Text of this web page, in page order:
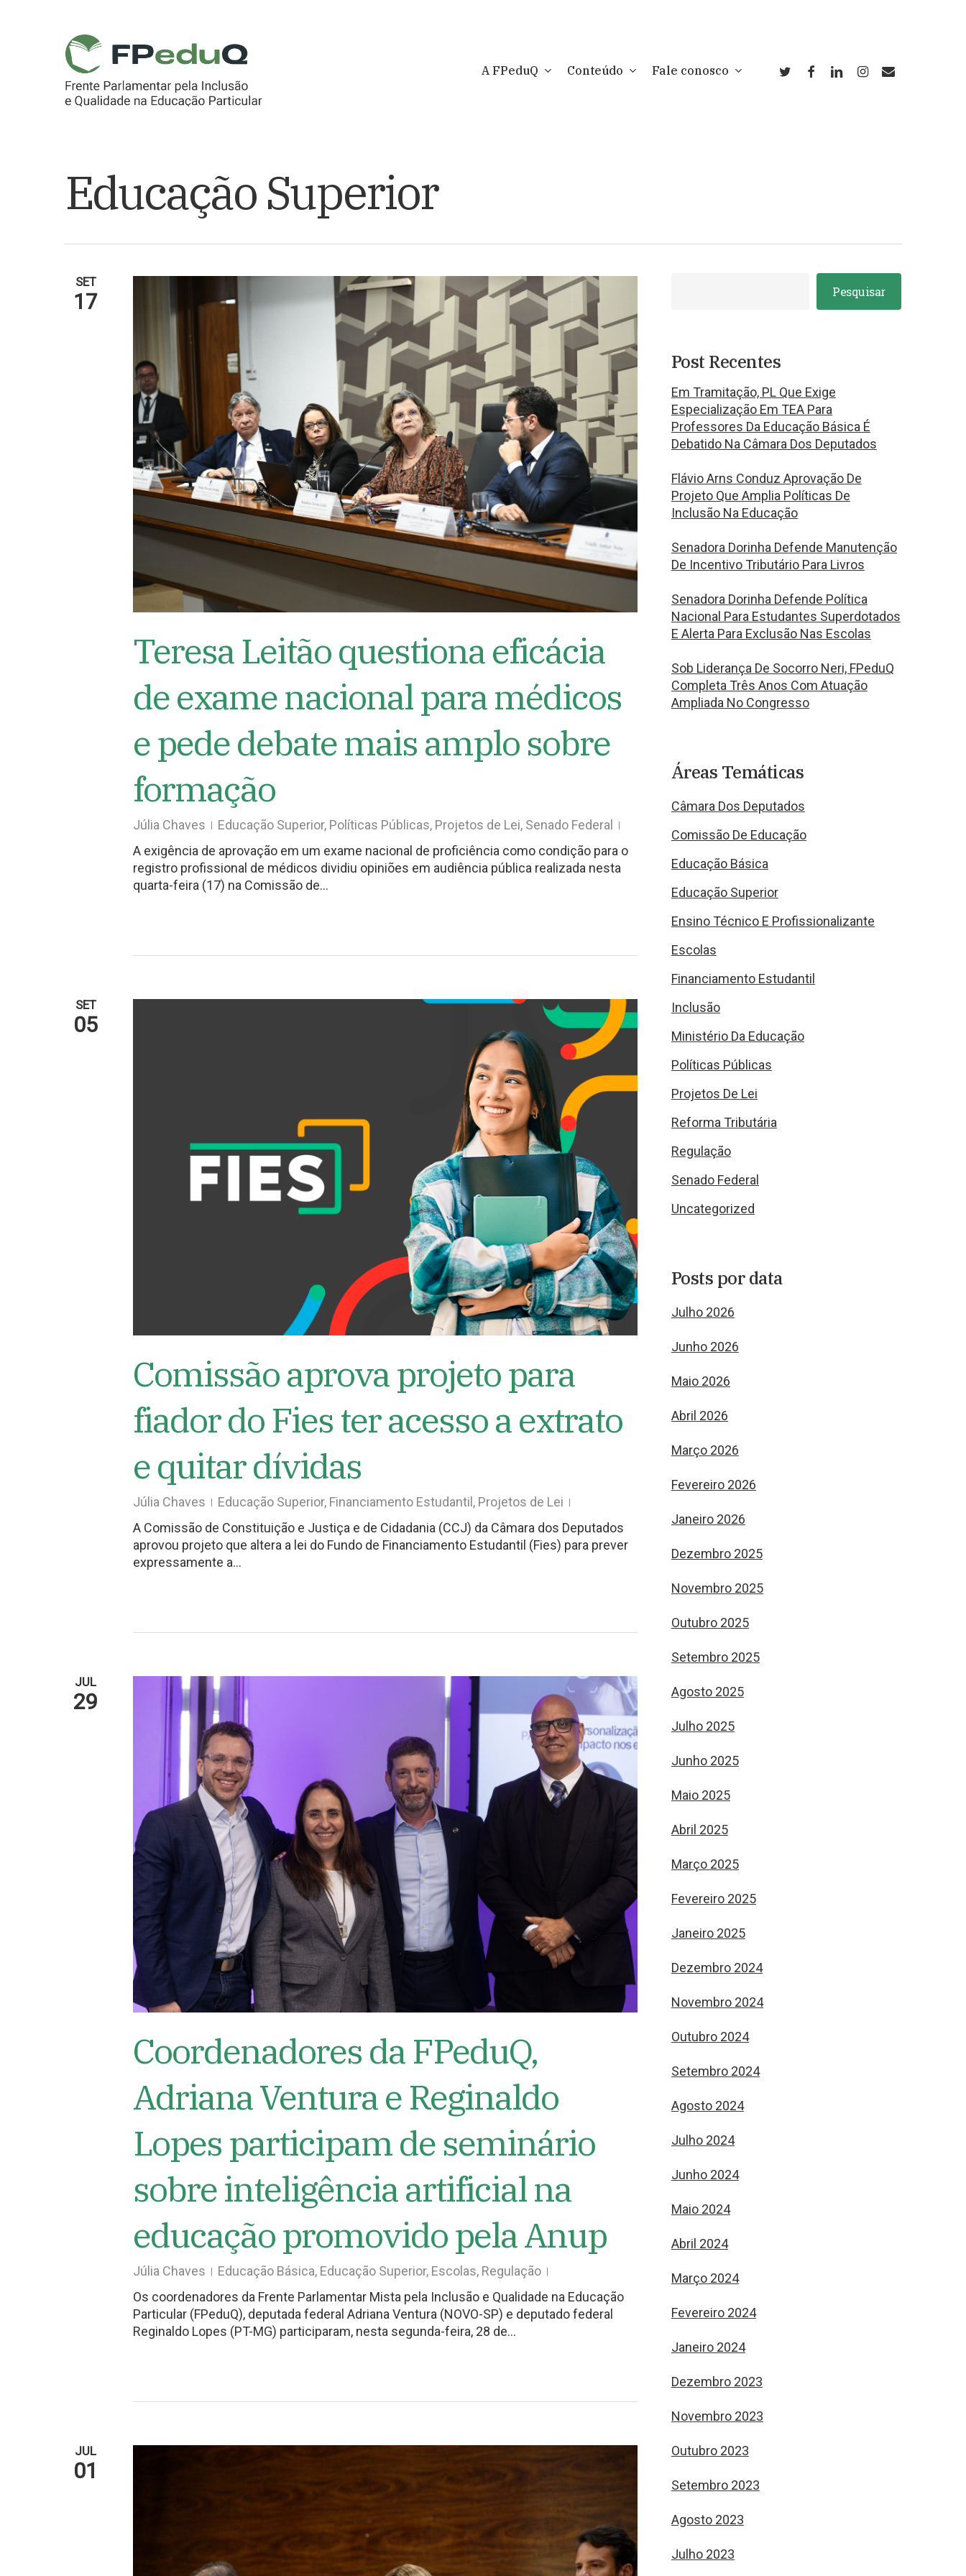
A FPeduQ Conteúdo Fale conosco twitterfacebooklinkedininstagram
email
Educação Superior
SET
17
Teresa Leitão questiona eficácia
de exame nacional para médicos
e pede debate mais amplo sobre
formação
Júlia Chaves Educação Superior, Políticas Públicas, Projetos de Lei, Senado Federal
A exigência de aprovação em um exame nacional de proficiência como condição para o
registro profissional de médicos dividiu opiniões em audiência pública realizada nesta
quarta-feira (17) na Comissão de…
SET
05
Comissão aprova projeto para
fiador do Fies ter acesso a extrato
e quitar dívidas
Júlia Chaves Educação Superior, Financiamento Estudantil, Projetos de Lei
A Comissão de Constituição e Justiça e de Cidadania (CCJ) da Câmara dos Deputados
aprovou projeto que altera a lei do Fundo de Financiamento Estudantil (Fies) para prever
expressamente a…
JUL
29
Coordenadores da FPeduQ,
Adriana Ventura e Reginaldo
Lopes participam de seminário
sobre inteligência artificial na
educação promovido pela Anup
Júlia Chaves Educação Básica, Educação Superior, Escolas, Regulação
Os coordenadores da Frente Parlamentar Mista pela Inclusão e Qualidade na Educação
Particular (FPeduQ), deputada federal Adriana Ventura (NOVO-SP) e deputado federal
Reginaldo Lopes (PT-MG) participaram, nesta segunda-feira, 28 de…
JUL
01
Pesquisar
Post Recentes
Em Tramitação, PL Que Exige
Especialização Em TEA Para
Professores Da Educação Básica É
Debatido Na Câmara Dos Deputados
Flávio Arns Conduz Aprovação De
Projeto Que Amplia Políticas De
Inclusão Na Educação
Senadora Dorinha Defende Manutenção
De Incentivo Tributário Para Livros
Senadora Dorinha Defende Política
Nacional Para Estudantes Superdotados
E Alerta Para Exclusão Nas Escolas
Sob Liderança De Socorro Neri, FPeduQ
Completa Três Anos Com Atuação
Ampliada No Congresso
Áreas Temáticas
Câmara Dos Deputados
Comissão De Educação
Educação Básica
Educação Superior
Ensino Técnico E Profissionalizante
Escolas
Financiamento Estudantil
Inclusão
Ministério Da Educação
Políticas Públicas
Projetos De Lei
Reforma Tributária
Regulação
Senado Federal
Uncategorized
Posts por data
Julho 2026
Junho 2026
Maio 2026
Abril 2026
Março 2026
Fevereiro 2026
Janeiro 2026
Dezembro 2025
Novembro 2025
Outubro 2025
Setembro 2025
Agosto 2025
Julho 2025
Junho 2025
Maio 2025
Abril 2025
Março 2025
Fevereiro 2025
Janeiro 2025
Dezembro 2024
Novembro 2024
Outubro 2024
Setembro 2024
Agosto 2024
Julho 2024
Junho 2024
Maio 2024
Abril 2024
Março 2024
Fevereiro 2024
Janeiro 2024
Dezembro 2023
Novembro 2023
Outubro 2023
Setembro 2023
Agosto 2023
Julho 2023